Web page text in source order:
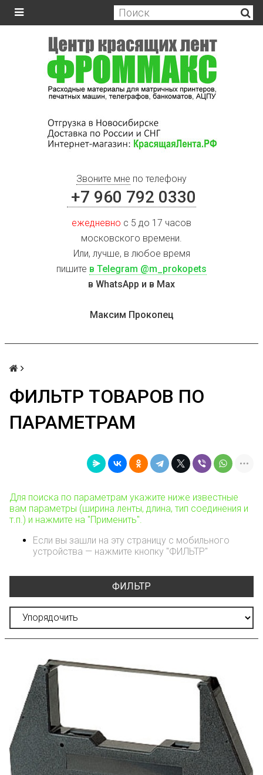
Звоните мне по телефону
+7 960 792 0330
ежедневно с 5 до 17 часов
московского времени.
Или, лучше, в любое время
пишите в Telegram @m_prokopets
в WhatsApp и в Max
Максим Прокопец
ФИЛЬТР ТОВАРОВ ПО
ПАРАМЕТРАМ
Для поиска по параметрам укажите ниже известные
вам параметры (ширина ленты, длина, тип соединения и
т.п.) и нажмите на "Применить".
Если вы зашли на эту страницу с мобильного
устройства — нажмите кнопку "ФИЛЬТР"
ФИЛЬТР